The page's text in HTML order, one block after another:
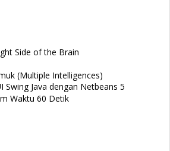
Side of the Brain
(Multiple Intelligences)
Swing Java dengan Netbeans 5
Waktu 60 Detik